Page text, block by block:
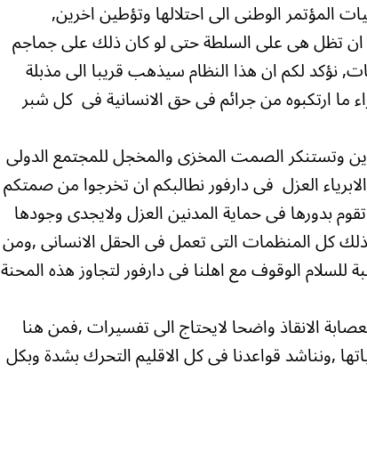
المؤتمر الوطنى الى احتلالها وتؤطين اخرين,
ان تظل هى على السلطة حتى لو كان ذلك على جماجم
نؤكد لكم ان هذا النظام سيذهب قريبا الى مذبلة
ما ارتكبوه من جرائم فى حق الانسانية فى كل شبر
وتستنكر الصمت المخزى والمخجل للمجتمع الدولى
العزل فى دارفور نطالبكم ان تخرجوا من صمتكم
بدورها فى حماية المدنين العزل ولايجدى وجودها
كل المنظمات التى تعمل فى الحقل الانسانى ,ومن
الوقوف مع اهلنا فى دارفور لتجاوز هذه المحنة
الانقاذ واضحا لايحتاج الى تفسيرات ,فمن هنا
,ونناشد قواعدنا فى كل الاقليم التحرك بشدة وبكل